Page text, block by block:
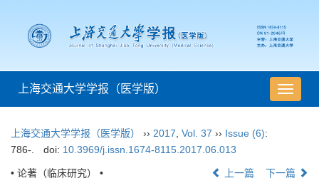
导
航
上海交通大学学报（医学版）
上海交通大学学报（医学版） ›› 2017 Vol. 37 ›› Issue (6):
786-.
doi: 10.3969/j.issn.1674-8115.2017.06.013
• 论著（临床研究） • 上一篇 下一篇